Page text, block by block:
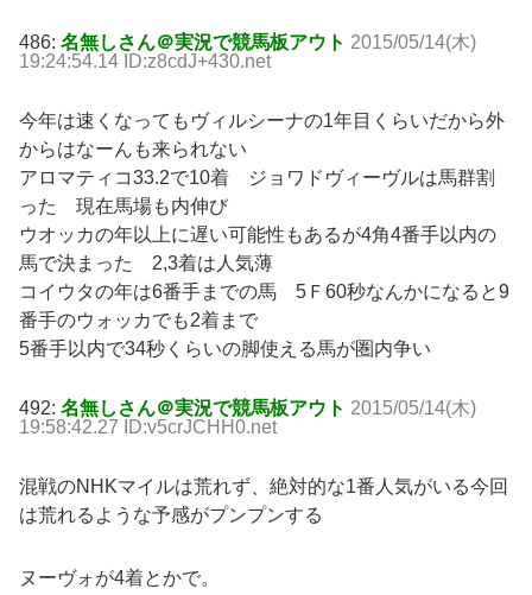
486: 名無しさん＠実況で競馬板アウト 2015/05/14(木)
19:24:54.14 ID:z8cdJ+430.net
今年は速くなってもヴィルシーナの1年目くらいだから外
からはなーんも来られない
アロマティコ33.2で10着 ジョワドヴィーヴルは馬群割
った 現在馬場も内伸び
ウオッカの年以上に遅い可能性もあるが4角4番手以内の
馬で決まった 2,3着は人気薄
コイウタの年は6番手までの馬 5Ｆ60秒なんかになると9
番手のウォッカでも2着まで
5番手以内で34秒くらいの脚使える馬が圏内争い
492: 名無しさん＠実況で競馬板アウト 2015/05/14(木)
19:58:42.27 ID:v5crJCHH0.net
混戦のNHKマイルは荒れず、絶対的な1番人気がいる今回
は荒れるような予感がプンプンする
ヌーヴォが4着とかで。